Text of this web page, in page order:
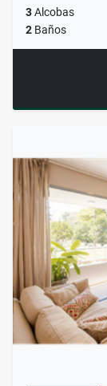
3Alcobas
2 Baños